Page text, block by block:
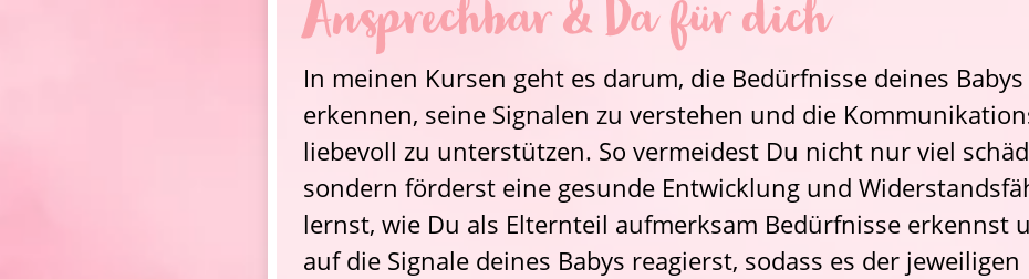
Ansprechbar & Da für dich
In meinen Kursen geht es darum, die Bedürfnisse deines
erkennen, seine Signalen zu verstehen und die
liebevoll zu unterstützen. So vermeidest Du nicht nur viel
sondern förderst eine gesunde Entwicklung und
lernst, wie Du als Elternteil aufmerksam Bedürfnisse erkennst
auf die Signale deines Babys reagierst, sodass es der jeweiligen